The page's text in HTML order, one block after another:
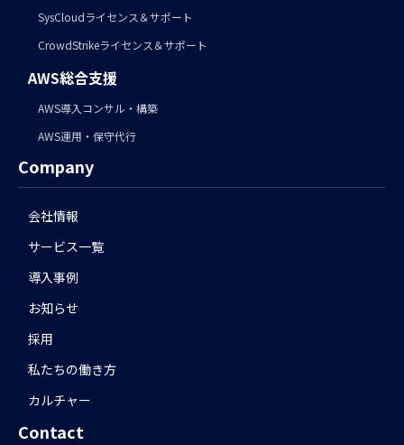
SysCloudライセンス＆サポート
CrowdStrikeライセンス＆サポート
AWS総合支援
AWS導入コンサル・構築
AWS運用・保守代行
Company
会社情報
サービス一覧
導入事例
お知らせ
採用
私たちの働き方
カルチャー
Contact